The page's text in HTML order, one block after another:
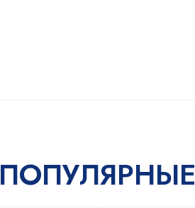
ПОПУЛЯРНЫЕ